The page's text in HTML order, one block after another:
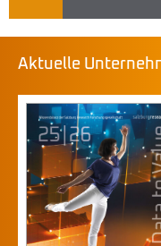
Aktuelle